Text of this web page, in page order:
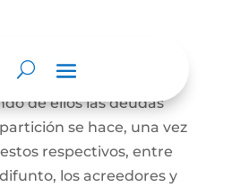
por causa de muerte
repartir los bienes
de ellos las deudas
se hace, una vez
respectivos, entre
los acreedores y